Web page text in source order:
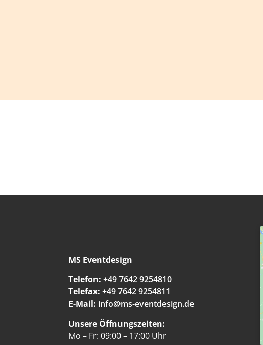
MS Eventdesign
Telefon: +49 7642 9254810
Telefax: +49 7642 9254811
E-Mail: info@ms-eventdesign.de
Unsere Öffnungszeiten:
Mo – Fr: 09:00 – 17:00 Uhr